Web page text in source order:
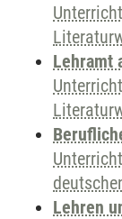
Lehramt
Lehren